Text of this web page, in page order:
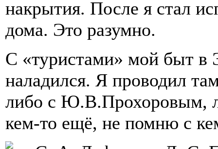
накрытия. После я стал
дома. Это разумно.
С «туристами» мой быт в
наладился. Я проводил
либо с Ю.В.Прохоровым,
кем-то ещё, не помню с